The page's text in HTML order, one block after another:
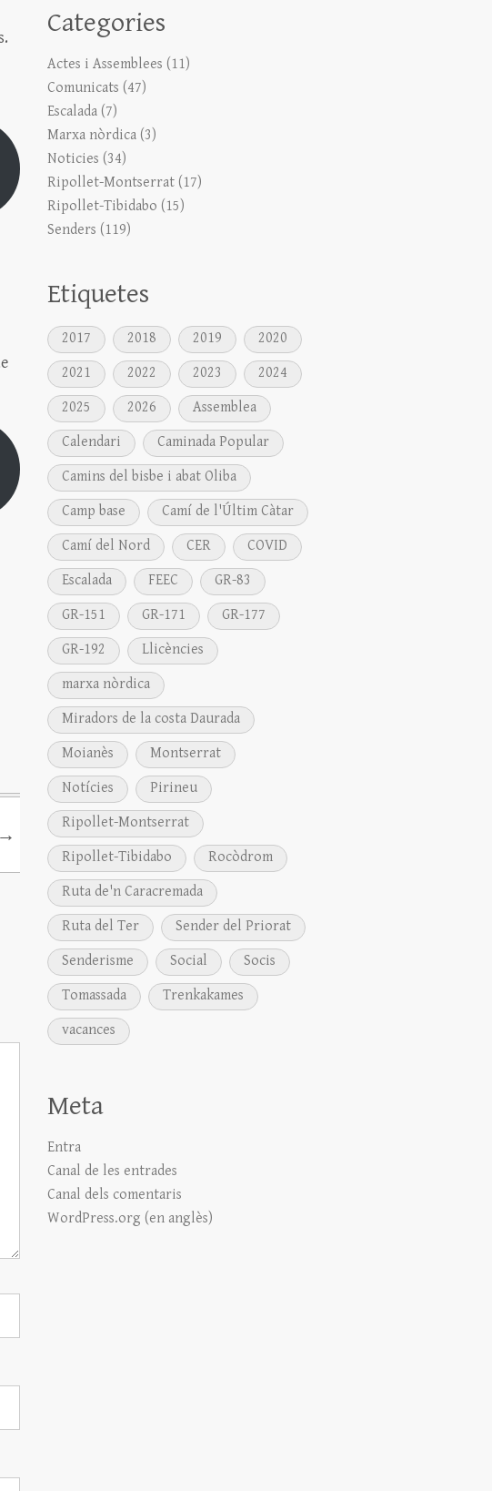
→
Categories
Actes i Assemblees (11)
Comunicats (47)
Escalada (7)
Marxa nòrdica (3)
Noticies (34)
Ripollet-Montserrat (17)
Ripollet-Tibidabo (15)
Senders (119)
Etiquetes
2017 2018 2019
2020
2021
2022 2023
2024
2025
2026
Assemblea
Calendari
Caminada Popular
Camins del bisbe i abat Oliba
Camp base
Camí de l'Últim Càtar
Camí del Nord
CER
COVID
Escalada
FEEC
GR-83
GR-151
GR-171
GR-177
GR-192
Llicències
marxa nòrdica
Miradors de la costa Daurada
Moianès
Montserrat
Notícies
Pirineu
Ripollet-Montserrat
Ripollet-Tibidabo
Rocòdrom
Ruta de'n Caracremada
Ruta del Ter
Sender del Priorat
Senderisme
Social
Socis
Tomassada
Trenkakames
vacances
Meta
Entra
Canal de les entrades
Canal dels comentaris
WordPress.org (en anglès)